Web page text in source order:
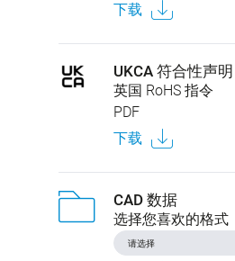
下载
UKCA 符合性声明
英国 RoHS 指令
PDF
下载
CAD 数据
选择您喜欢的格式